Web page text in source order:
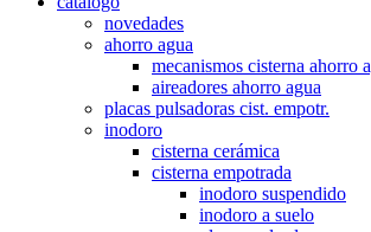
novedades
ahorro agua
mecanismos cisterna ahorro
aireadores ahorro agua
placas pulsadoras cist. empotr.
inodoro
cisterna cerámica
cisterna empotrada
inodoro suspendido
inodoro a suelo